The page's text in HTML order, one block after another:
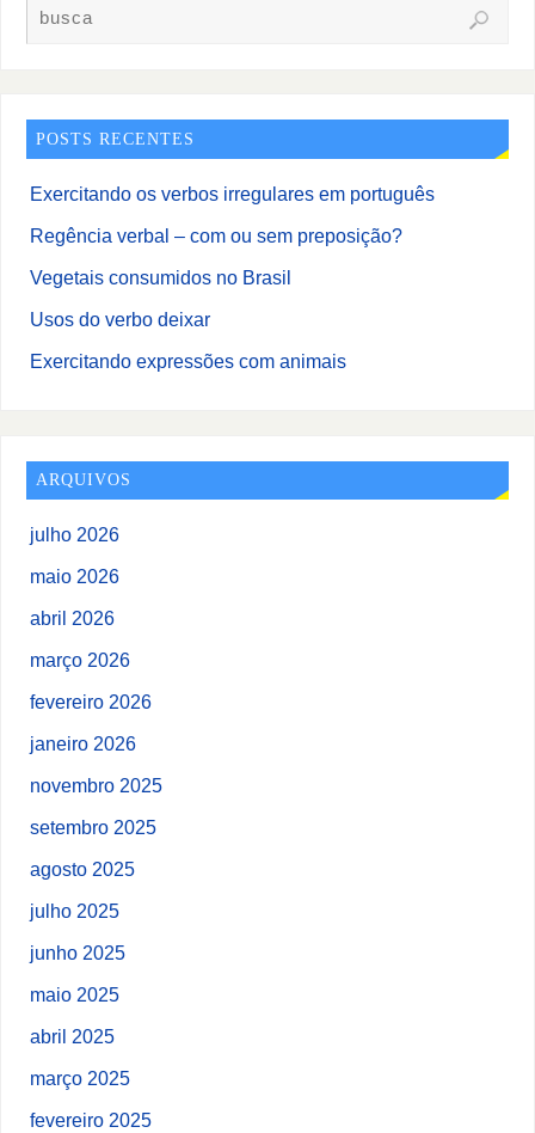
POSTS RECENTES
Exercitando os verbos irregulares em português
Regência verbal – com ou sem preposição?
Vegetais consumidos no Brasil
Usos do verbo deixar
Exercitando expressões com animais
ARQUIVOS
julho 2026
maio 2026
abril 2026
março 2026
fevereiro 2026
janeiro 2026
novembro 2025
setembro 2025
agosto 2025
julho 2025
junho 2025
maio 2025
abril 2025
março 2025
fevereiro 2025